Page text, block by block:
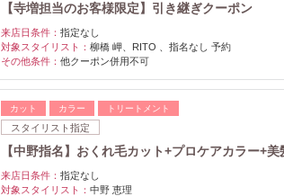
【寺増担当のお客様限定】引き継ぎクーポン
来店日条件： 指定なし
対象スタイリスト： 柳橋 岬、RITO 、指名なし 予約
その他条件： 他クーポン併用不可
カット カラー トリートメント
スタイリスト指定
【中野指名】おくれ毛カット+プロケアカラー+美
来店日条件： 指定なし
対象スタイリスト： 中野 恵理